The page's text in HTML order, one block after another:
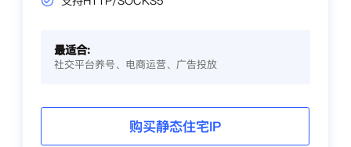
最适合:
社交平台养号、电商运营、广告投放
购买静态住宅IP